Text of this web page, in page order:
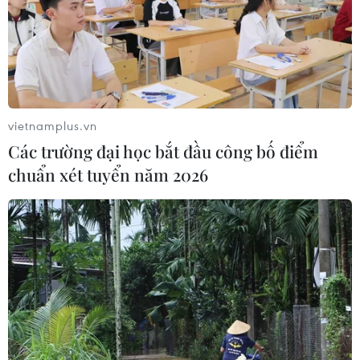
'Danh thắng bậc nhất chốn kinh kỳ'.
Thấp thỏm sống trong khu tái
định cư có thang máy rơi tự do
vietnamplus.vn
Các trường đại học bắt đầu công bố điểm
chuẩn xét tuyển năm 2026